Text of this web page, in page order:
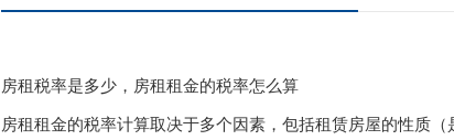
房租税率是多少，房租租金的税率怎么算
房租租金的税率计算取决于多个因素，包括租赁房屋的性质